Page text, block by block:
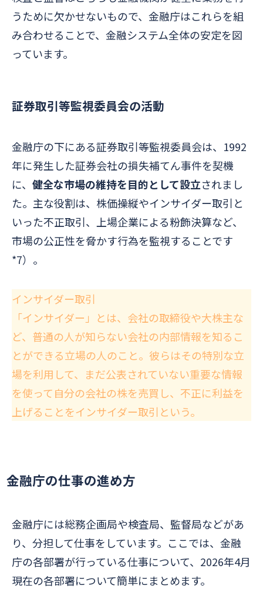
うために欠かせないもので、金融庁はこれらを組
み合わせることで、金融システム全体の安定を図
っています。
証券取引等監視委員会の活動
金融庁の下にある証券取引等監視委員会は、1992
年に発生した証券会社の損失補てん事件を契機
に、 健全な市場の維持を目的として設立されまし
た。 主な役割は、株価操縦やインサイダー取引と
いった不正取引、上場企業による粉飾決算など、
市場の公正性を脅かす行為を監視することです
*7）。
インサイダー取引
「インサイダー」とは、会社の取締役や大株主な
ど、普通の人が知らない会社の内部情報を知るこ
とができる立場の人のこと。彼らはその特別な立
場を利用して、まだ公表されていない重要な情報
を使って自分の会社の株を売買し、不正に利益を
上げることをインサイダー取引という。
金融庁の仕事の進め方
金融庁には総務企画局や検査局、監督局などがあ
り、分担して仕事をしています。ここでは、金融
庁の各部署が行っている仕事について、2026年4月
現在の各部署について簡単にまとめます。